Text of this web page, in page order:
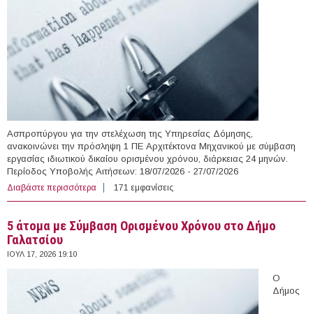
Ασπροπύργου για την στελέχωση της Υπηρεσίας Δόμησης,
ανακοινώνει την πρόσληψη 1 ΠΕ Αρχιτέκτονα Μηχανικού με σύμβαση
εργασίας ιδιωτικού δικαίου ορισμένου χρόνου, διάρκειας 24 μηνών.
Περίοδος Υποβολής Αιτήσεων: 18/07/2026 - 27/07/2026
Διαβάστε περισσότερα για Αρχιτέκτονας Μηχανικός με Σύμβαση Ορισμένου
Χρόνου στο Δήμο Ασπροπύργου
171 εμφανίσεις
5 άτομα με Σύμβαση Ορισμένου Χρόνου στο Δήμο
Γαλατσίου
ΙΟΥΛ 17, 2026 19:10
Ο
Δήμος